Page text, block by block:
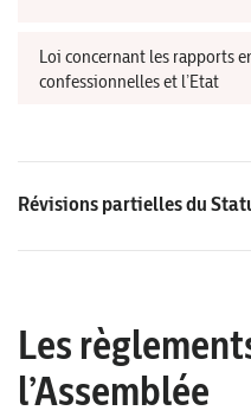
Loi concernant les rapports
confessionnelles et l’Etat
Révisions partielles du
Les
l’Assemblée